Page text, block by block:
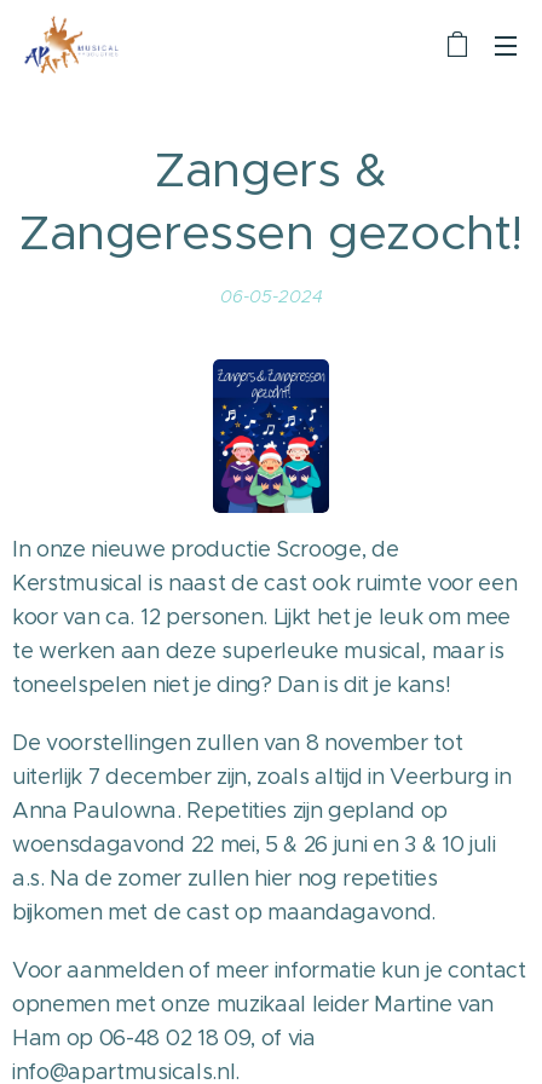
Zangers &
Zangeressen gezocht!
06-05-2024
In onze nieuwe productie Scrooge, de
Kerstmusical is naast de cast ook ruimte voor een
koor van ca. 12 personen. Lijkt het je leuk om mee
te werken aan deze superleuke musical, maar is
toneelspelen niet je ding? Dan is dit je kans!
De voorstellingen zullen van 8 november tot
uiterlijk 7 december zijn, zoals altijd in Veerburg in
Anna Paulowna. Repetities zijn gepland op
woensdagavond 22 mei, 5 & 26 juni en 3 & 10 juli
a.s. Na de zomer zullen hier nog repetities
bijkomen met de cast op maandagavond.
Voor aanmelden of meer informatie kun je contact
opnemen met onze muzikaal leider Martine van
Ham op 06-48 02 18 09, of via
info@apartmusicals.nl.